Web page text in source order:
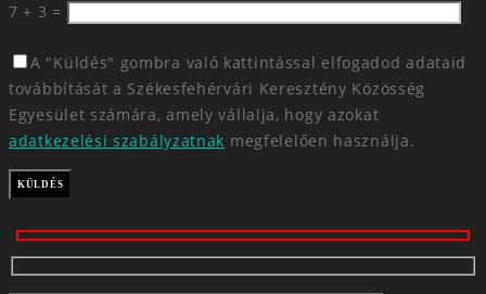
7 + 3 =
A "Küldés" gombra való kattintással elfogadod adataid
továbbítását a Székesfehérvári Keresztény Közösség
Egyesület számára, amely vállalja, hogy azokat
adatkezelési szabályzatnak megfelelően használja.